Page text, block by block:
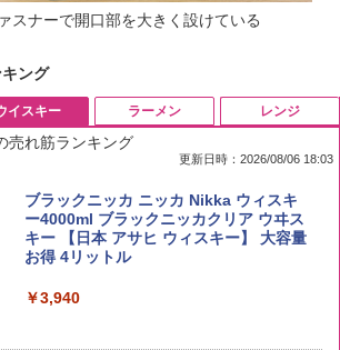
スナーで開口部を大きく設けている
ング
by Amazon 国産ブレンド米 精米 5kg
￥2,650
イスキー
売れ筋ランキング
更新日時：2026/08/06 18:03
ブラックニッカ ニッカ Nikka ウィスキ
ー4000ml ブラックニッカクリア ウヰス
キー 【日本 アサヒ ウィスキー】 大容量
お得 4リットル
￥3,940
ラーメン レンジ